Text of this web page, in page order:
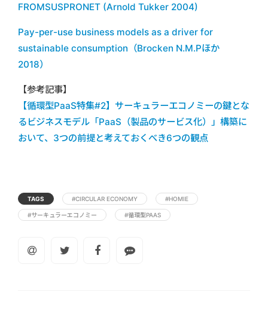
FROMSUSPRONET (Arnold Tukker 2004)
Pay-per-use business models as a driver for
sustainable consumption（Brocken N.M.Pほか
2018）
【参考記事】
【循環型PaaS特集#2】サーキュラーエコノミーの鍵とな
るビジネスモデル「PaaS（製品のサービス化）」構築に
おいて、3つの前提と考えておくべき6つの観点
TAGS #CIRCULAR ECONOMY #HOMIE
#サーキュラーエコノミー #循環型PAAS